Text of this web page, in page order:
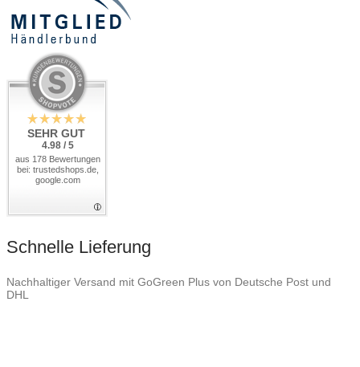
SEHR GUT
4.98 / 5
aus 178 Bewertungen
bei: trustedshops.de,
google.com
Schnelle Lieferung
Nachhaltiger Versand mit GoGreen Plus von Deutsche Post und
DHL